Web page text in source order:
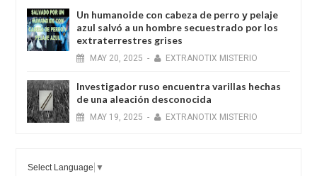
Un humanoide con cabeza de perro у pelaje
azul salvó a un hombre secuestrado por los
extraterrestres grises
MAY 20, 2025 - EXTRANOTIX MISTERIO
Investigador ruso encuentra varillas hechas
de una aleación desconocida
MAY 19, 2025 - EXTRANOTIX MISTERIO
Select Language ▼